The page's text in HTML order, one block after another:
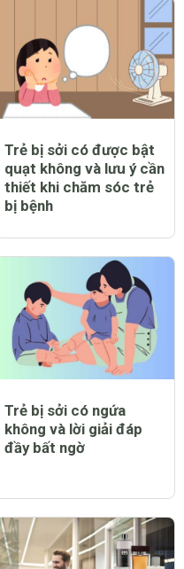
Trẻ bị sởi có được bật
quạt không và lưu ý cần
thiết khi chăm sóc trẻ
bị bệnh
Trẻ bị sởi có ngứa
không và lời giải đáp
đầy bất ngờ